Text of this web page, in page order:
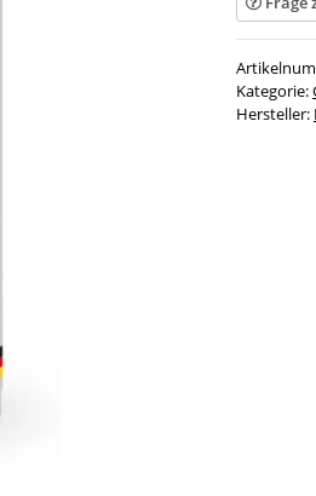
Kategorie:
Hersteller: